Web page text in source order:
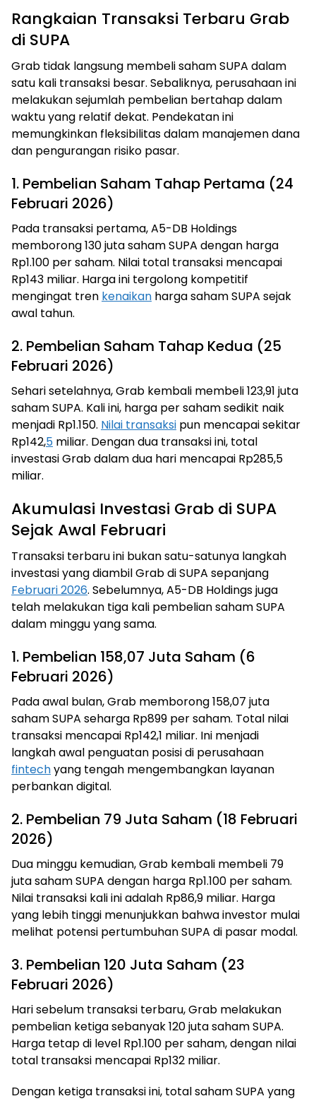
Rangkaian Transaksi Terbaru Grab
di SUPA
Grab tidak langsung membeli saham SUPA dalam
satu kali transaksi besar. Sebaliknya, perusahaan ini
melakukan sejumlah pembelian bertahap dalam
waktu yang relatif dekat. Pendekatan ini
memungkinkan fleksibilitas dalam manajemen dana
dan pengurangan risiko pasar.
1. Pembelian Saham Tahap Pertama (24
Februari 2026)
Pada transaksi pertama, A5-DB Holdings
memborong 130 juta saham SUPA dengan harga
Rp1.100 per saham. Nilai total transaksi mencapai
Rp143 miliar. Harga ini tergolong kompetitif
mengingat tren kenaikan harga saham SUPA sejak
awal tahun.
2. Pembelian Saham Tahap Kedua (25
Februari 2026)
Sehari setelahnya, Grab kembali membeli 123,91 juta
saham SUPA. Kali ini, harga per saham sedikit naik
menjadi Rp1.150. Nilai transaksi pun mencapai sekitar
Rp142,5 miliar. Dengan dua transaksi ini, total
investasi Grab dalam dua hari mencapai Rp285,5
miliar.
Akumulasi Investasi Grab di SUPA
Sejak Awal Februari
Transaksi terbaru ini bukan satu-satunya langkah
investasi yang diambil Grab di SUPA sepanjang
Februari 2026. Sebelumnya, A5-DB Holdings juga
telah melakukan tiga kali pembelian saham SUPA
dalam minggu yang sama.
1. Pembelian 158,07 Juta Saham (6
Februari 2026)
Pada awal bulan, Grab memborong 158,07 juta
saham SUPA seharga Rp899 per saham. Total nilai
transaksi mencapai Rp142,1 miliar. Ini menjadi
langkah awal penguatan posisi di perusahaan
fintechyang tengah mengembangkan layanan
perbankan digital.
2. Pembelian 79 Juta Saham (18 Februari
2026)
Dua minggu kemudian, Grab kembali membeli 79
juta saham SUPA dengan harga Rp1.100 per saham.
Nilai transaksi kali ini adalah Rp86,9 miliar. Harga
yang lebih tinggi menunjukkan bahwa investor mulai
melihat potensi pertumbuhan SUPA di pasar modal.
3. Pembelian 120 Juta Saham (23
Februari 2026)
Hari sebelum transaksi terbaru, Grab melakukan
pembelian ketiga sebanyak 120 juta saham SUPA.
Harga tetap di level Rp1.100 per saham, dengan nilai
total transaksi mencapai Rp132 miliar.
Dengan ketiga transaksi ini, total saham SUPA yang